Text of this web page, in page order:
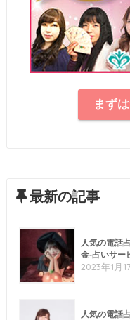
まず
最新の記事
人気の電話
金-占いサー
2023年1月
人気の電話